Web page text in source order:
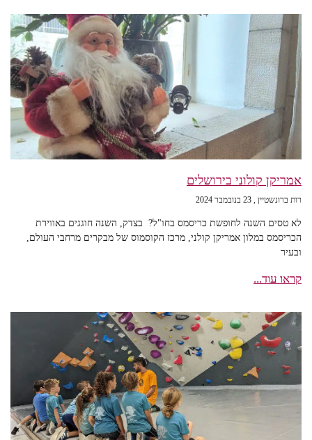
אמריקן קולוני בירושלים
רות ברונשטיין 23 בנובמבר 2024
לא טסים השנה לחופשת כריסמס בחו"ל? בצדק, השנה חוגגים באווירת
הכריסמס במלון אמריקן קולני, מרכז הקוסמוס של מבקרים מרחבי העולם,
ובעיר
קראו עוד...